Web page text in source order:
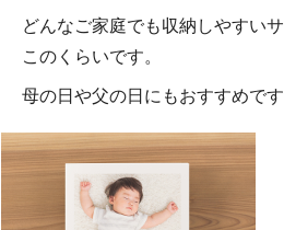
どんなご家庭でも収納しやすい
このくらいです。
母の日や父の日にもおすすめで